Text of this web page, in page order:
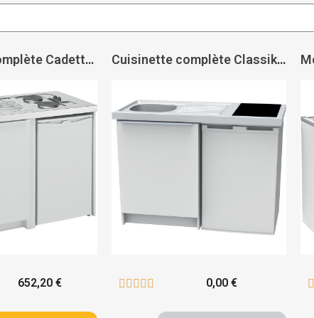
Cuisinette complète Cadette - MODERNA
652,20 €
Cuisinette complète Classik - MODERNA
     0,00 € 